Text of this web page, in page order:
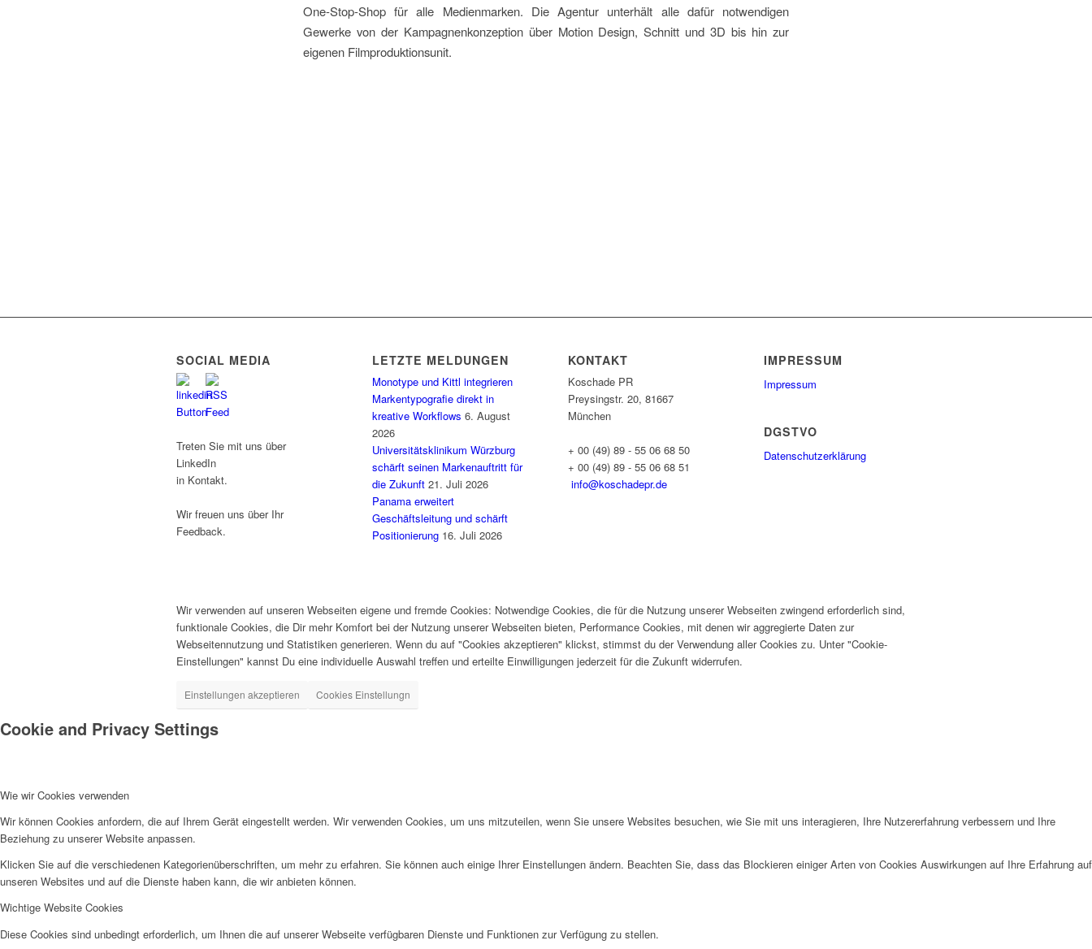
One-Stop-Shop für alle Medienmarken. Die Agentur unterhält alle dafür notwendigen
Gewerke von der Kampagnenkonzeption über Motion Design, Schnitt und 3D bis hin zur
eigenen Filmproduktionsunit.
SOCIAL MEDIA
Treten Sie mit uns über
LinkedIn
in Kontakt.
Wir freuen uns über Ihr
Feedback.
LETZTE MELDUNGEN
Monotype und Kittl integrieren
Markentypografie direkt in
kreative Workflows 6. August
2026
Universitätsklinikum Würzburg
schärft seinen Markenauftritt für
die Zukunft 21. Juli 2026
Panama erweitert
Geschäftsleitung und schärft
Positionierung 16. Juli 2026
KONTAKT
Koschade PR
Preysingstr. 20, 81667
München
+ 00 (49) 89 - 55 06 68 50
+ 00 (49) 89 - 55 06 68 51
info@koschadepr.de
IMPRESSUM
Impressum
DGSTVO
Datenschutzerklärung
Wir verwenden auf unseren Webseiten eigene und fremde Cookies: Notwendige Cookies, die für die Nutzung unserer Webseiten zwingend erforderlich sind,
funktionale Cookies, die Dir mehr Komfort bei der Nutzung unserer Webseiten bieten, Performance Cookies, mit denen wir aggregierte Daten zur
Webseitennutzung und Statistiken generieren. Wenn du auf "Cookies akzeptieren" klickst, stimmst du der Verwendung aller Cookies zu. Unter "Cookie-
Einstellungen" kannst Du eine individuelle Auswahl treffen und erteilte Einwilligungen jederzeit für die Zukunft widerrufen.
Einstellungen akzeptieren Cookies Einstellungn
Cookie and Privacy Settings
Wie wir Cookies verwenden
Wir können Cookies anfordern, die auf Ihrem Gerät eingestellt werden. Wir verwenden Cookies, um uns mitzuteilen, wenn Sie unsere Websites besuchen, wie Sie mit uns interagieren, Ihre Nutzererfahrung verbessern und Ihre
Beziehung zu unserer Website anpassen.
Klicken Sie auf die verschiedenen Kategorienüberschriften, um mehr zu erfahren. Sie können auch einige Ihrer Einstellungen ändern. Beachten Sie, dass das Blockieren einiger Arten von Cookies Auswirkungen auf Ihre Erfahrung auf
unseren Websites und auf die Dienste haben kann, die wir anbieten können.
Wichtige Website Cookies
Diese Cookies sind unbedingt erforderlich, um Ihnen die auf unserer Webseite verfügbaren Dienste und Funktionen zur Verfügung zu stellen.